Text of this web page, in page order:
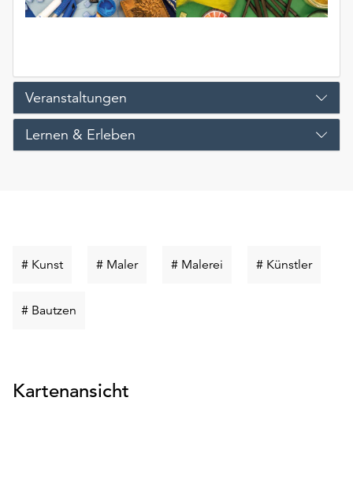
Veranstaltungen
Lernen & Erleben
# KunstSchlüsselwort
# MalerSchlüsselwort
# Malerei Schlüsselwort
# Künstler
# Bautzen
Kartenansicht